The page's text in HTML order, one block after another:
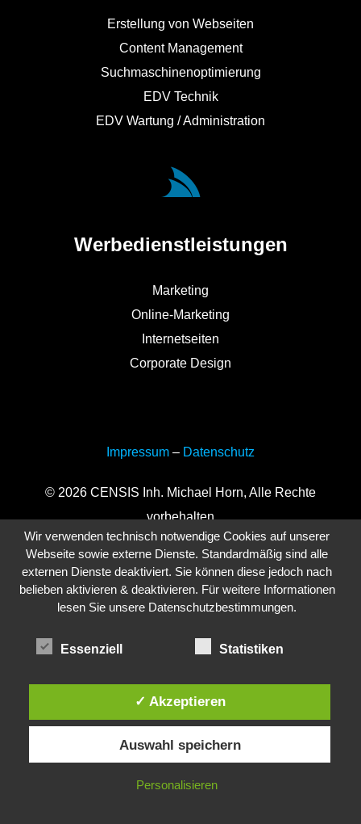
Erstellung von Webseiten
Content Management
Suchmaschinenoptimierung
EDV Technik
EDV Wartung / Administration
Werbedienstleistungen
Marketing
Online-Marketing
Internetseiten
Corporate Design
Impressum – Datenschutz
© 2026 CENSIS Inh. Michael Horn, Alle Rechte
vorbehalten
Webservice– und IT-Agenturaus Wolfsburg
EDV Wolfsburg
Wir verwenden technisch notwendige Cookies auf unserer
Webseite sowie externe Dienste. Standardmäßig sind alle
externen Dienste deaktiviert. Sie können diese jedoch nach
belieben aktivieren & deaktivieren. Für weitere Informationen
lesen Sie unsere Datenschutzbestimmungen.
Essenziell Statistiken
✓ Akzeptieren
Auswahl speichern
Personalisieren